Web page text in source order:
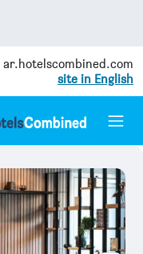
ar.hotelscombined.com
site in English